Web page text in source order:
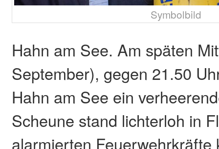
Symbolbild
Hahn am See. Am späten
September), gegen 21.50
Hahn am See ein
Scheune stand lichterloh in
alarmierten Feuerwehrkräfte